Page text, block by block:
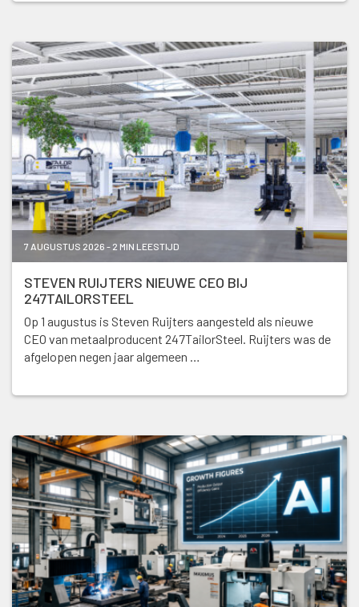
7 AUGUSTUS 2026 - 2 MIN LEESTIJD
STEVEN RUIJTERS NIEUWE CEO BIJ
247TAILORSTEEL
Op 1 augustus is Steven Ruijters aangesteld als nieuwe
CEO van metaalproducent 247TailorSteel. Ruijters was de
afgelopen negen jaar algemeen …